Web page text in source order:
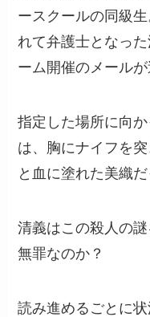
ースクールの同級
れて弁護士となっ
ーム開催のメールが
指定した場所に向
は、胸にナイフを
と血に塗れた美織
清義はこの殺人の
無罪なのか？
読み進めるごとに